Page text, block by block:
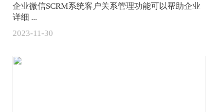
企业微信SCRM系统客户关系管理功能可以帮助企业
详细 ...
2023-11-30